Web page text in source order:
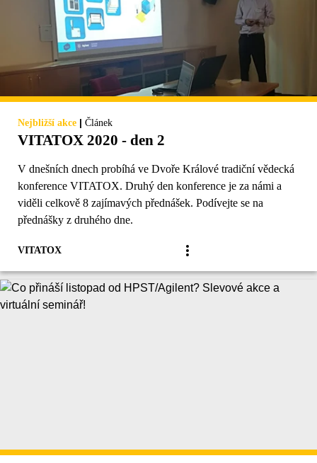
Nejbližší akce | Článek
VITATOX 2020 - den 2
V dnešních dnech probíhá ve Dvoře Králové tradiční vědecká
konference VITATOX. Druhý den konference je za námi a
viděli celkově 8 zajímavých přednášek. Podívejte se na
přednášky z druhého dne.
VITATOX